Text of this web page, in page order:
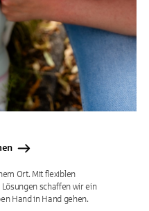
Ort. Mit flexiblen
schaffen wir ein
Hand in Hand gehen.